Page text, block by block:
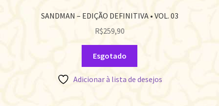
SANDMAN – EDIÇÃO DEFINITIVA • VOL. 03
R$259,90
Esgotado
Adicionar à lista de desejos